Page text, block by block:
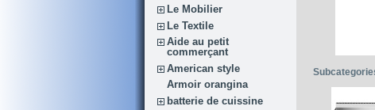
Le Mobilier
Le Textile
Aide au petit
commerçant
American style
Armoir orangina
batterie de cuissine